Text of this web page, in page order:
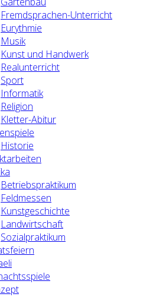
Fremdsprachen-Unterricht
Eurythmie
Musik
Kunst und Handwerk
Realunterricht
Sport
Informatik
Religion
Kletter-Abitur
Historie
Betriebspraktikum
Feldmessen
Kunstgeschichte
Landwirtschaft
Sozialpraktikum